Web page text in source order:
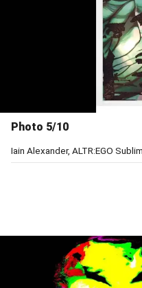
Photo 5/10
Iain Alexander, ALTR:EGO